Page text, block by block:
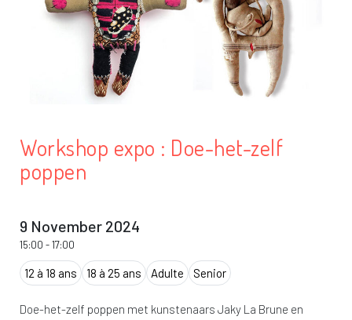
Workshop expo : Doe-het-zelf
poppen
9 November 2024
15:00 -17:00
12 à 18 ans 18 à 25 ans Adulte Senior
Doe-het-zelf poppen met kunstenaars Jaky La Brune en